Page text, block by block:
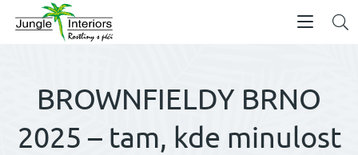
BROWNFIELDY BRNO
2025 – tam, kde minulost